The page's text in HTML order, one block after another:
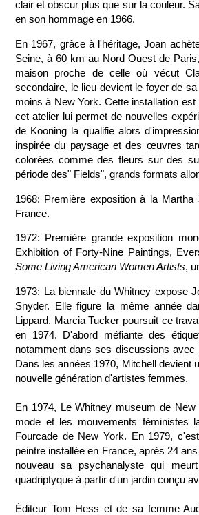
clair et obscur plus que sur la couleur.
en son hommage en 1966.
En 1967, grâce à l'héritage, Joan
Seine, à 60 km au Nord Ouest de
maison proche de celle où vécut
secondaire, le lieu devient le foyer de
moins à New York. Cette installation
cet atelier lui permet de nouvelles
de Kooning la qualifie alors
inspirée du paysage et des œuvres
colorées comme des fleurs sur des
période des" Fields", grands formats
1968: Première exposition à la
France.
1972: Première grande exposition
Exhibition of Forty-Nine Paintings,
Some Living American Women Artists,
1973: La biennale du Whitney expose
Snyder. Elle figure la même année
Lippard. Marcia Tucker poursuit ce
en 1974. D'abord méfiante des
notamment dans ses discussions
Dans les années 1970, Mitchell devient
nouvelle génération d'artistes femmes.
En 1974, Le Whitney museum de
mode et les mouvements féministes
Fourcade de New York. En 1979,
peintre installée en France, après 24
nouveau sa psychanalyste qui
quadriptyque à partir d'un jardin conçu
Éditeur Tom Hess et de sa femme